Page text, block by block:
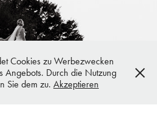
Cookies zu Werbezwecken
Angebots. Durch die Nutzung
Sie dem zu. Akzeptieren